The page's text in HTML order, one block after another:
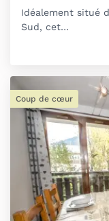
Idéalement situé
Sud, cet…
Coup de cœur